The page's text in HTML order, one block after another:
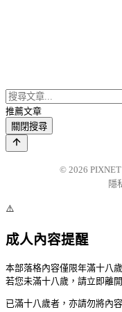
推薦文章
關閉搜尋
© 2026 PIXNET
隱
⚠️
成人內容提醒
本部落格內容僅限年滿十八
若您未滿十八歲，請立即離開
已滿十八歲者，亦請勿將內